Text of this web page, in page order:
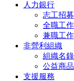
人力銀行
志工招募
全職工作
兼職工作
非營利組織
組織名錄
公益商品
支援服務